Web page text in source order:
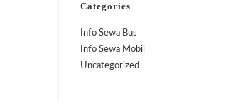
Categories
Info Sewa Bus
Info Sewa Mobil
Uncategorized